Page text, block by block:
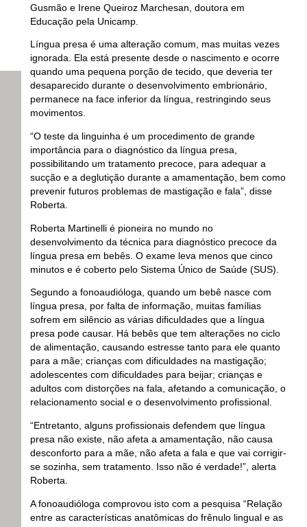
Gusmão e Irene Queiroz Marchesan, doutora em
Educação pela Unicamp.
Língua presa é uma alteração comum, mas muitas vezes
ignorada. Ela está presente desde o nascimento e ocorre
quando uma pequena porção de tecido, que deveria ter
desaparecido durante o desenvolvimento embrionário,
permanece na face inferior da língua, restringindo seus
movimentos.
“O teste da linguinha é um procedimento de grande
importância para o diagnóstico da língua presa,
possibilitando um tratamento precoce, para adequar a
sucção e a deglutição durante a amamentação, bem como
prevenir futuros problemas de mastigação e fala”, disse
Roberta.
Roberta Martinelli é pioneira no mundo no
desenvolvimento da técnica para diagnóstico precoce da
língua presa em bebês. O exame leva menos que cinco
minutos e é coberto pelo Sistema Único de Saúde (SUS).
Segundo a fonoaudióloga, quando um bebê nasce com
língua presa, por falta de informação, muitas famílias
sofrem em silêncio as várias dificuldades que a língua
presa pode causar. Há bebês que tem alterações no ciclo
de alimentação, causando estresse tanto para ele quanto
para a mãe; crianças com dificuldades na mastigação;
adolescentes com dificuldades para beijar; crianças e
adultos com distorções na fala, afetando a comunicação, o
relacionamento social e o desenvolvimento profissional.
“Entretanto, alguns profissionais defendem que língua
presa não existe, não afeta a amamentação, não causa
desconforto para a mãe, não afeta a fala e que vai corrigir-
se sozinha, sem tratamento. Isso não é verdade!”, alerta
Roberta.
A fonoaudióloga comprovou isto com a pesquisa “Relação
entre as características anatômicas do frênulo lingual e as